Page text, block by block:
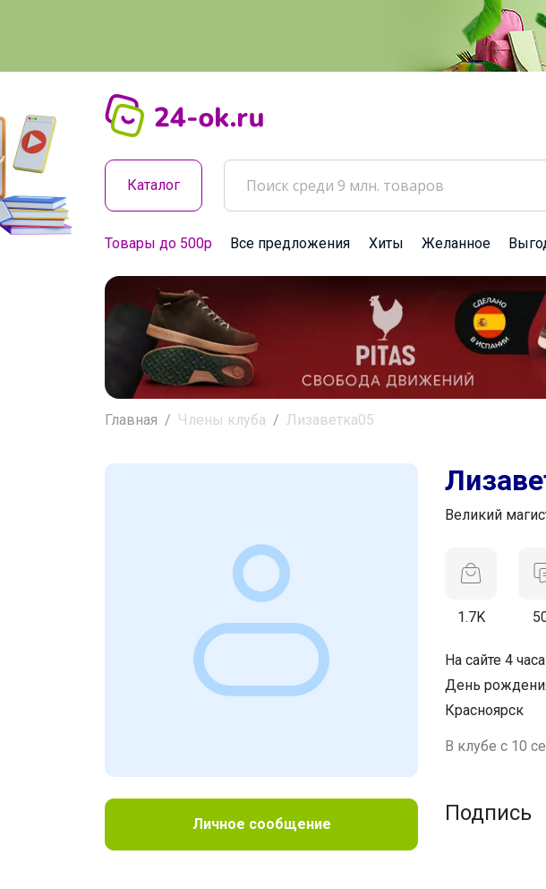
Каталог
Товары до 500р Все предложения Хиты Желанное
Главная Члены клуба Лизаветка05
Личное сообщение
Великий
1.7K
На сайте 4
День
Красноярск
В клубе с 10
Подпись